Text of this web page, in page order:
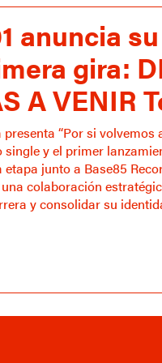
anuncia su
gira:
A VENIR
presenta “Por si volvemos
single y el primer
etapa junto a Base85
colaboración
y consolidar su